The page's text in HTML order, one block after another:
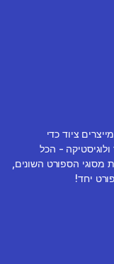
ציוד כדי
- הכל
הספורט השונים,